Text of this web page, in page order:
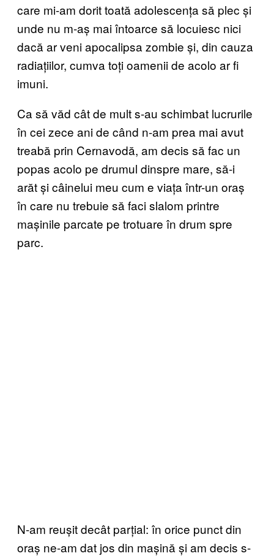
care mi-am dorit toată adolescența să plec și
unde nu m-aș mai întoarce să locuiesc nici
dacă ar veni apocalipsa zombie și, din cauza
radiațiilor, cumva toți oamenii de acolo ar fi
imuni.
Ca să văd cât de mult s-au schimbat lucrurile
în cei zece ani de când n-am prea mai avut
treabă prin Cernavodă, am decis să fac un
popas acolo pe drumul dinspre mare, să-i
arăt și câinelui meu cum e viața într-un oraș
în care nu trebuie să faci slalom printre
mașinile parcate pe trotuare în drum spre
parc.
N-am reușit decât parțial: în orice punct din
oraș ne-am dat jos din mașină și am decis s-